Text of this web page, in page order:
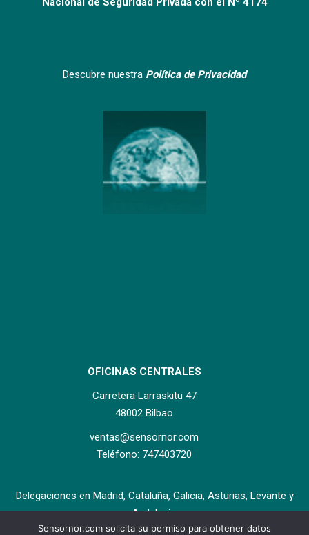
Descubre nuestra Política de Privacidad
OFICINAS CENTRALES
Carretera Larraskitu 47
48002 Bilbao
ventas@sensornor.com
Teléfono: 747403720
Delegaciones en Madrid, Cataluña, Galicia, Asturias, Levante y
Andalucía.
Sensornor.com solicita su permiso para obtener datos